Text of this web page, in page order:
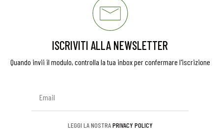
ISCRIVITI ALLA NEWSLETTER
Quando invii il modulo, controlla la tua inbox per confermare l'iscrizione
LEGGI LA NOSTRAPRIVACY POLICY